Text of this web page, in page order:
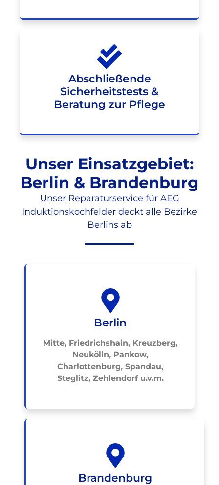
Abschließende
Sicherheitstests &
Beratung zur Pflege
Unser Einsatzgebiet:
Berlin & Brandenburg
Unser Reparaturservice für AEG
Induktionskochfelder deckt alle Bezirke
Berlins ab
Berlin
Mitte, Friedrichshain, Kreuzberg,
Neukölln, Pankow,
Charlottenburg, Spandau,
Steglitz, Zehlendorf u.v.m.
Brandenburg